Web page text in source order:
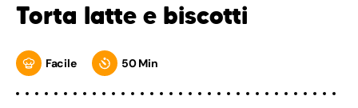
Torta latte e biscotti
Facile 50 Min